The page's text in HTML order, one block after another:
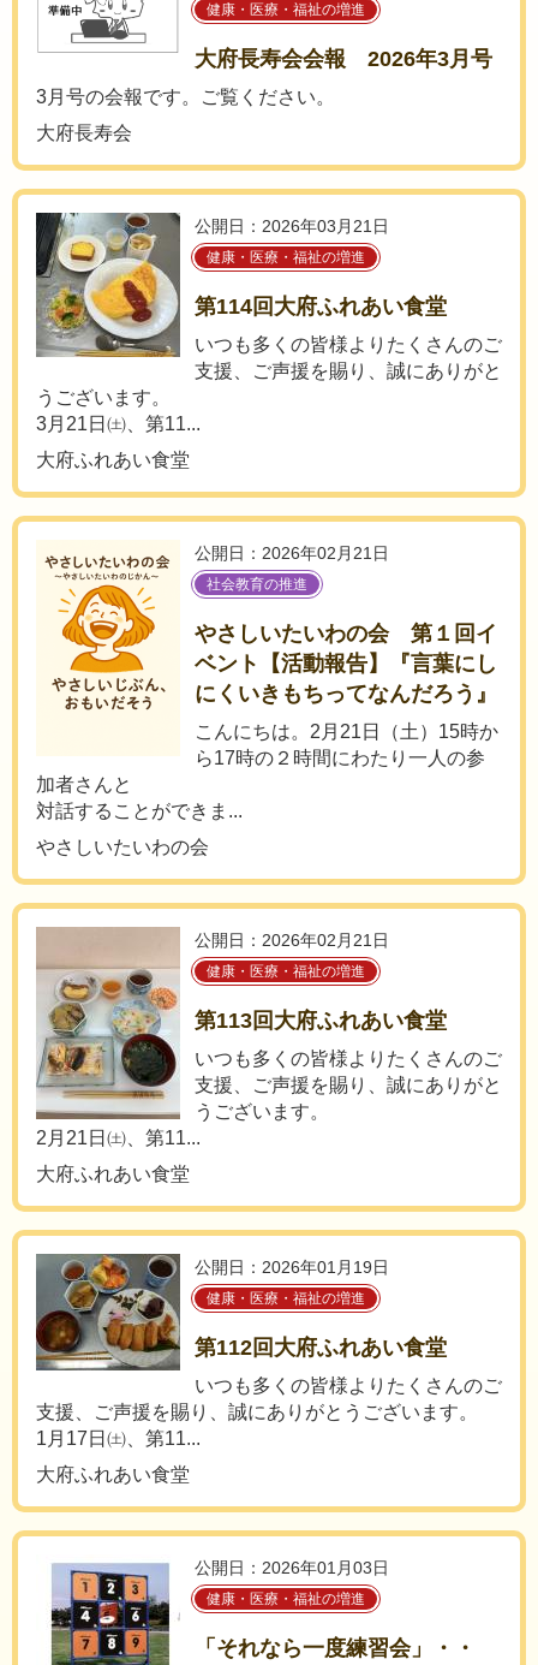
健康・医療・福祉の増進
大府長寿会会報 2026年3月号
3月号の会報です。ご覧ください。
大府長寿会
公開日：2026年03月21日
健康・医療・福祉の増進
第114回大府ふれあい食堂
いつも多くの皆様よりたくさんのご
支援、ご声援を賜り、誠にありがと
うございます。
3月21日㈯、第11...
大府ふれあい食堂
公開日：2026年02月21日
社会教育の推進
やさしいたいわの会 第１回イ
ベント【活動報告】『言葉にし
にくいきもちってなんだろう』
こんにちは。2月21日（土）15時か
ら17時の２時間にわたり一人の参
加者さんと
対話することができま...
やさしいたいわの会
公開日：2026年02月21日
健康・医療・福祉の増進
第113回大府ふれあい食堂
いつも多くの皆様よりたくさんのご
支援、ご声援を賜り、誠にありがと
うございます。
2月21日㈯、第11...
大府ふれあい食堂
公開日：2026年01月19日
健康・医療・福祉の増進
第112回大府ふれあい食堂
いつも多くの皆様よりたくさんのご
支援、ご声援を賜り、誠にありがとうございます。
1月17日㈯、第11...
大府ふれあい食堂
公開日：2026年01月03日
健康・医療・福祉の増進
「それなら一度練習会」・・